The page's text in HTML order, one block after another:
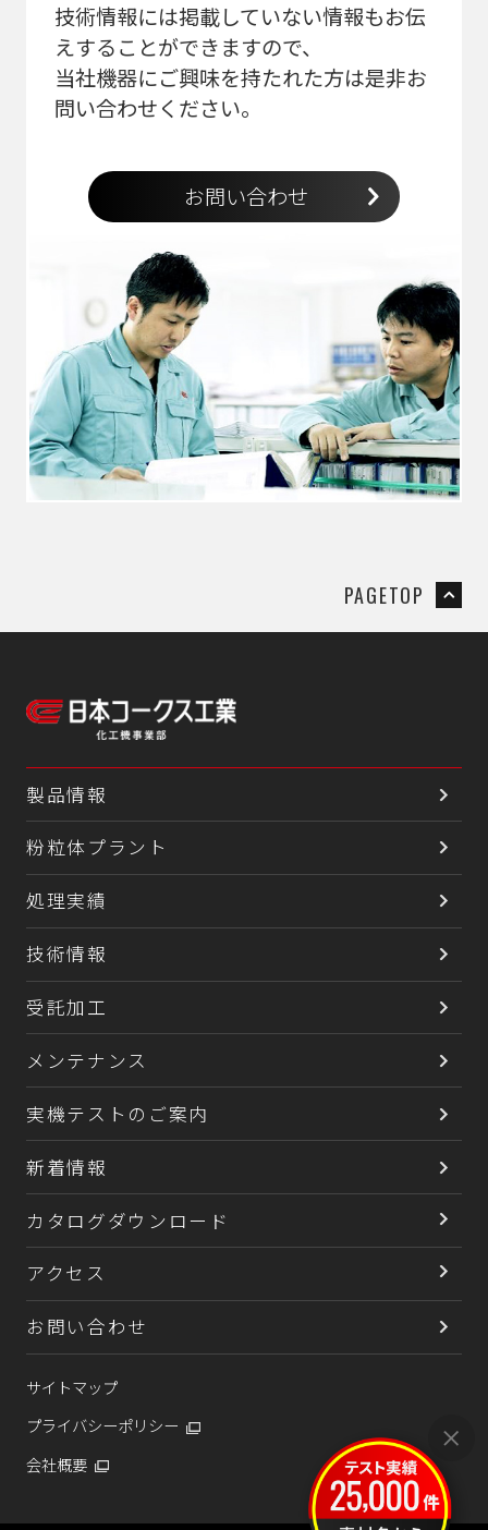
技術情報には掲載していない情報もお伝
えすることができますので、
当社機器にご興味を持たれた方は是非お
問い合わせください。
お問い合わせ
PAGETOP
製品情報
粉粒体プラント
処理実績
技術情報
受託加工
メンテナンス
実機テストのご案内
新着情報
カタログダウンロード
アクセス
お問い合わせ
サイトマップ
プライバシーポリシー
会社概要